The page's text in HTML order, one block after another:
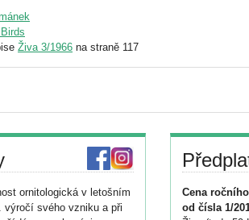
Živa 3/1966 na straně 117
ornitologická v letošním
výročí svého vzniku a při
Cena
od čísla 1/